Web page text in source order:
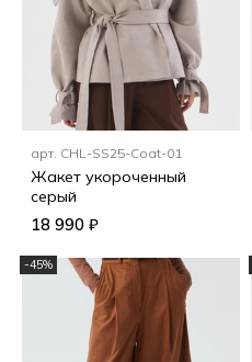
арт. CHL-SS25-Coat-01
Жакет укороченный
серый
18 990 ₽
-45%